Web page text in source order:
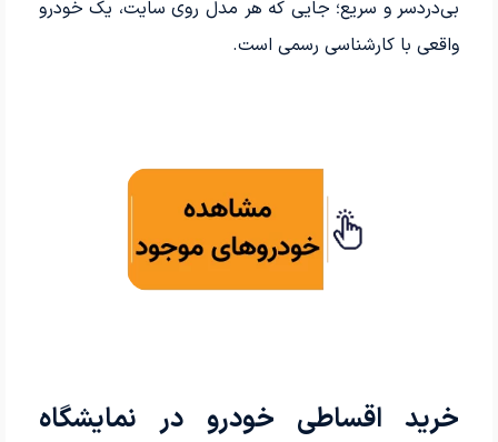
بی‌دردسر و سریع؛ جایی که هر مدل روی سایت، یک خودرو
واقعی با کارشناسی رسمی است.
خرید اقساطی خودرو در نمایشگاه